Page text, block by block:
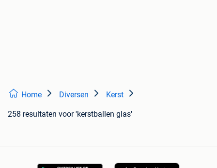
Home Diversen Kerst
258 resultaten voor 'kerstballen glas'